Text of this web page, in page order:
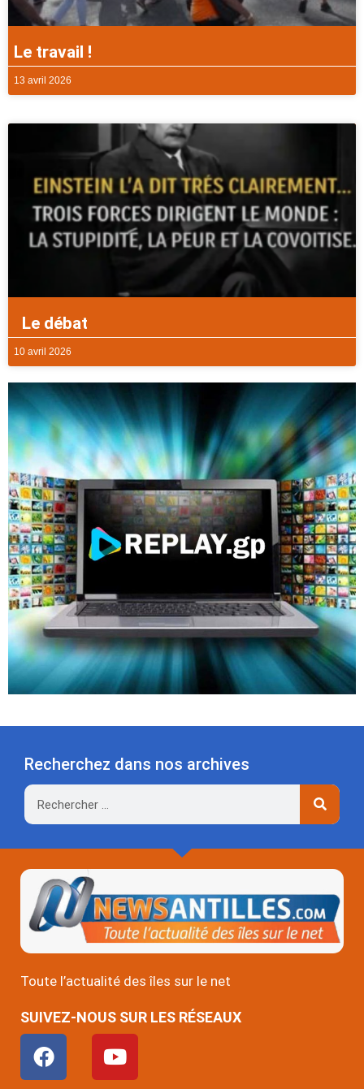
Le travail !
13 avril 2026
Le débat
10 avril 2026
Recherchez dans nos archives
Rechercher
Toute l’actualité des îles sur le net
SUIVEZ-NOUS SUR LES RÉSEAUX
F
a
Y
o